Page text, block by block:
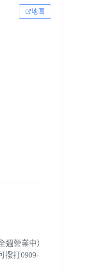
地圖
週營業中）
撥打0909-